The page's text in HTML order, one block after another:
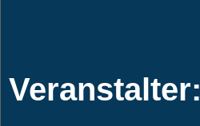
Veranstalter: